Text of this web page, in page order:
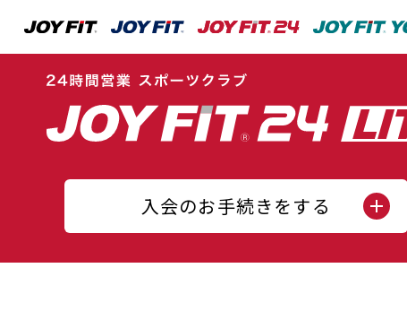
入会のお手続きをする